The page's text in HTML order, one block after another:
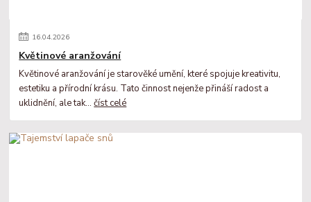
16.04.2026
Květinové aranžování
Květinové aranžování je starověké umění, které spojuje kreativitu,
estetiku a přírodní krásu. Tato činnost nejenže přináší radost a
uklidnění, ale tak...číst celé